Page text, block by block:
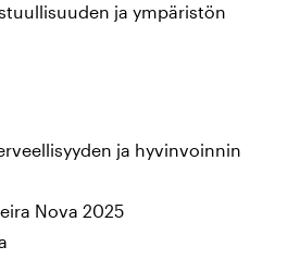
ja ympäristön
ja hyvinvoinnin
Nova 2025